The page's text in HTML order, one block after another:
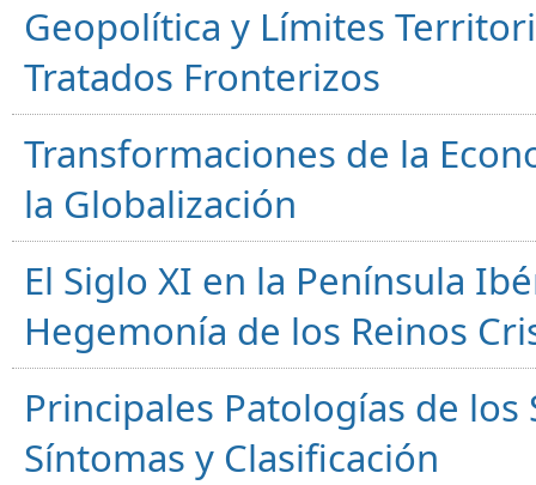
Geopolítica y Límites
Tratados Fronterizos
Transformaciones de la
la Globalización
El Siglo XI en la Península
Hegemonía de los Reinos
Principales Patologías de
Síntomas y Clasificación